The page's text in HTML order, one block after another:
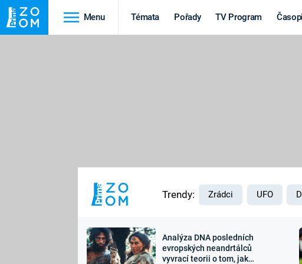
Menu Témata Pořady TV Program
Výročí
Trendy: Zrádci UFO
Analýza DNA posledních
evropských neandrtálců
vyvrací teorii o tom, jak